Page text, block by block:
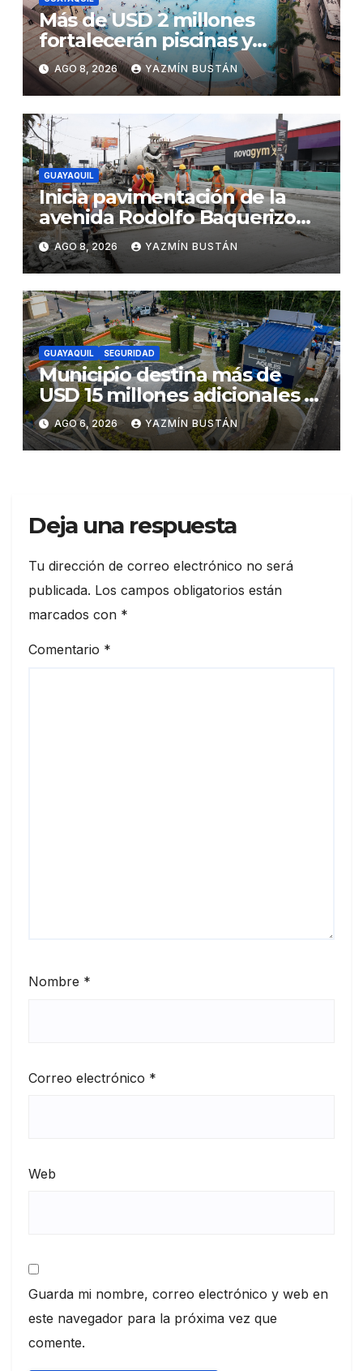
Más de USD 2 millones
fortalecerán piscinas y
parques acuáticos
municipales
AGO 8, 2026 YAZMÍN BUSTÁN
GUAYAQUIL
Inicia pavimentación de la
avenida Rodolfo Baquerizo
Nazur como parte de la
Renovación Urbana
AGO 8, 2026 YAZMÍN BUSTÁN
GUAYAQUIL SEGURIDAD
Municipio destina más de
USD 15 millones adicionales a
SEGURA EP para fortalecer la
seguridad ciudadana
AGO 6, 2026 YAZMÍN BUSTÁN
Deja una respuesta
Tu dirección de correo electrónico no será
publicada. Los campos obligatorios están
marcados con *
Comentario *
Nombre *
Correo electrónico *
Web
Guarda mi nombre, correo electrónico y web en
este navegador para la próxima vez que
comente.